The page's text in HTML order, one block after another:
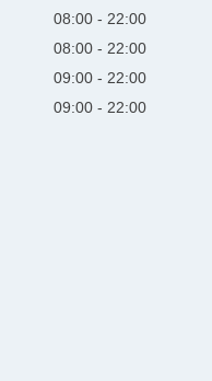
08:00
22:00
08:00
22:00
09:00
22:00
09:00 22:00